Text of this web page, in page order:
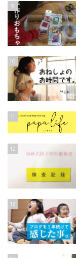
9
10
11
12
13